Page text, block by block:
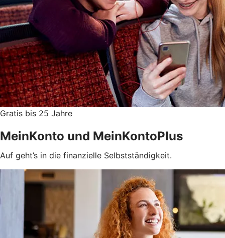
Gratis bis 25 Jahre
MeinKonto und MeinKontoPlus
Auf geht’s in die finanzielle Selbstständigkeit.